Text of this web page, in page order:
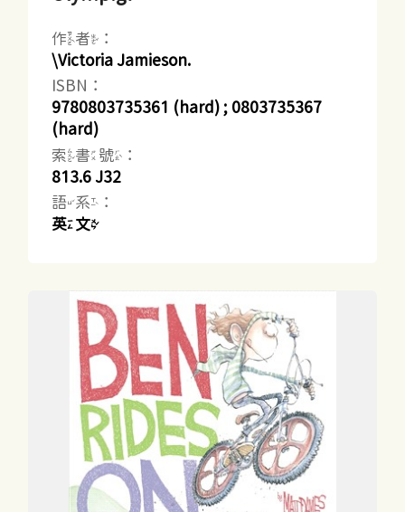
作者：
\Victoria Jamieson.
ISBN：
9780803735361 (hard) ; 0803735367
(hard)
索書號：
813.6 J32
語系：
英文